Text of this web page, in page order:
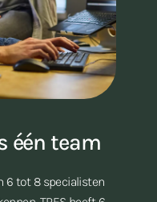
één team
6 tot 8 specialisten